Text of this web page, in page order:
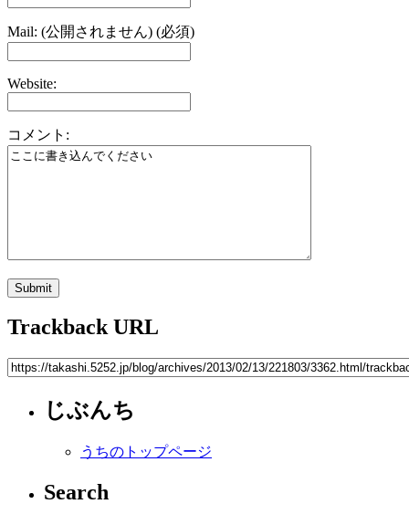
Mail: (公開されません) (必須)
Website:
コメント:
Trackback URL
じぶんち
うちのトップページ
Search